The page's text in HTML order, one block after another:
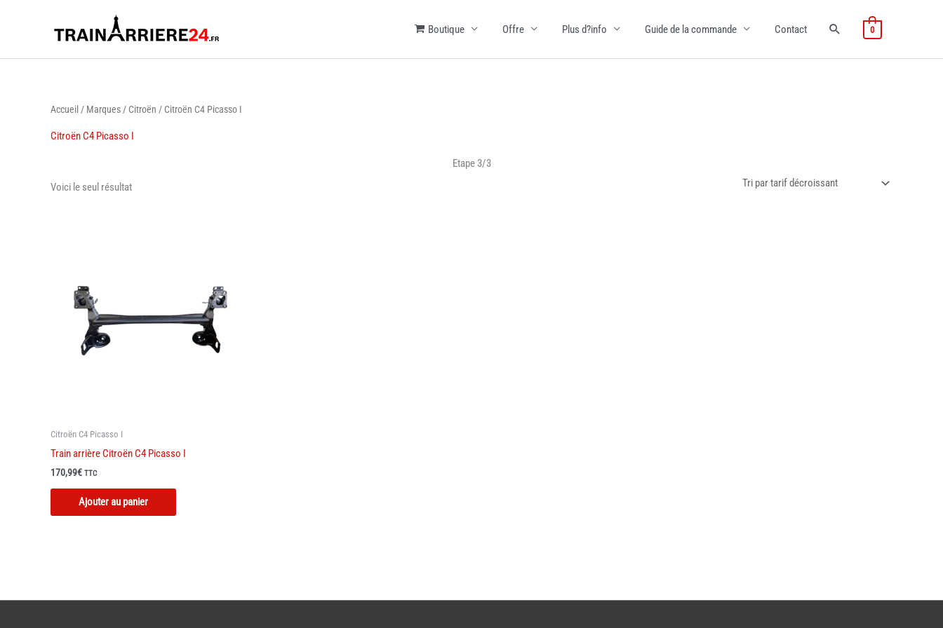
Boutique Offre Plus d?info Guide de la commande Contact 0
Accueil / Marques / Citroën / Citroën C4 Picasso I
Citroën C4 Picasso I
Etape 3/3
Voici le seul résultat
Citroën C4 Picasso I
Train arrière Citroën C4 Picasso I
170,99€ TTC
Ajouter au panier